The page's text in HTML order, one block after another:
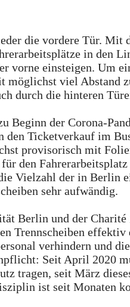
die vordere Tür. Mit
in den
vorne einsteigen. Um
möglichst viel Abstand
durch die hinteren
Beginn der Corona-
den Ticketverkauf im
provisorisch mit
den
Vielzahl der in Berlin
sehr aufwändig.
Berlin und der
Trennscheiben
verhindern und
Seit April 2020
tragen, seit März
ist seit Monaten